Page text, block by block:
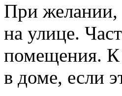
При желании,
на улице.
помещения. К
в доме, если